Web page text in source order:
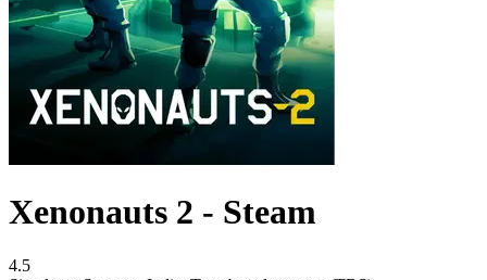
Xenonauts 2 - Steam
4.5